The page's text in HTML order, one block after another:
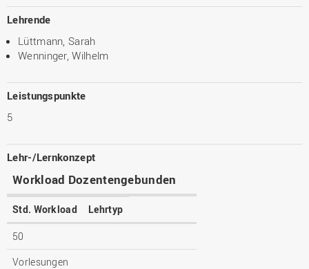
Lehrende
Lüttmann, Sarah
Wenninger, Wilhelm
Leistungspunkte
5
Lehr-/Lernkonzept
Workload Dozentengebunden
Std. Workload Lehrtyp
50
Vorlesungen